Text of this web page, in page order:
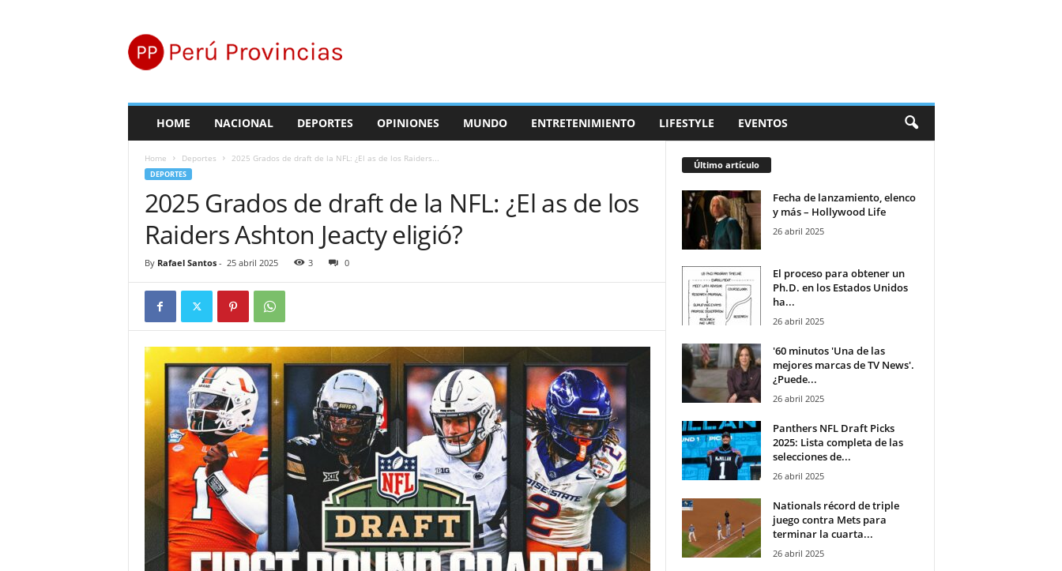
r
ú
HOME NACIONAL DEPORTES OPINIONES MUNDO ENTRETENIMIENTO LIFESTYLE EVENTOS
Home Deportes 2025 Grados de draft de la NFL: ¿El as de los Raiders...
DEPORTES
2025 Grados de draft de la NFL: ¿El as de los
Raiders Ashton Jeacty eligió?
By Rafael Santos- 25 abril 2025 3 0
Último artículo
Fecha de lanzamiento, elenco
y más – Hollywood Life
26 abril 2025
El proceso para obtener un
Ph.D. en los Estados Unidos
ha...
26 abril 2025
'60 minutos 'Una de las
mejores marcas de TV News'.
¿Puede...
26 abril 2025
Panthers NFL Draft Picks
2025: Lista completa de las
selecciones de...
26 abril 2025
Nationals récord de triple
juego contra Mets para
terminar la cuarta...
26 abril 2025